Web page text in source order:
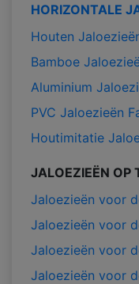
HORIZONTALE
Houten
Bamboe
Aluminium
PVC Jaloezieën
Houtimitatie
JALOEZIEËN OP
Jaloezieën voor
Jaloezieën voor
Jaloezieën voor
Jaloezieën voor